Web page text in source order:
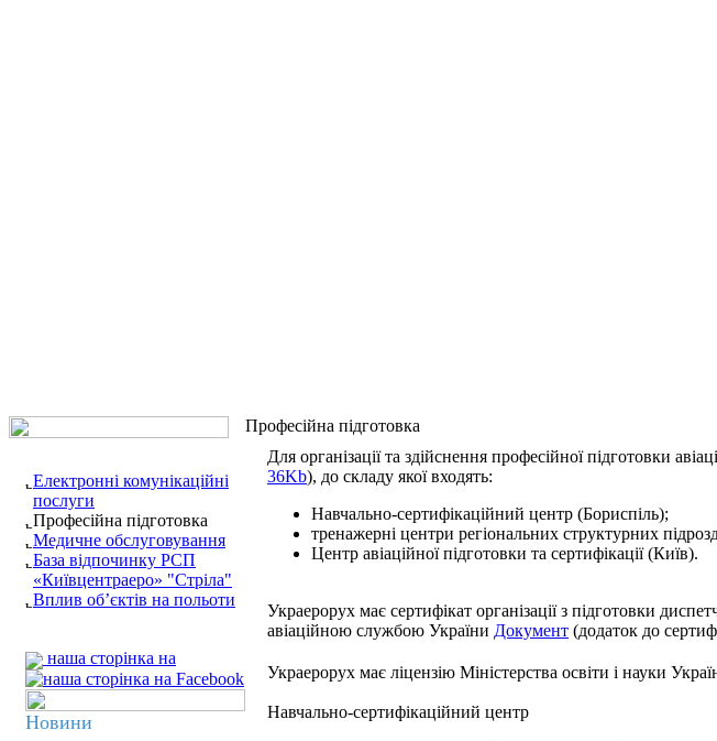
Електронні комунікаційні
послуги
Професійна підготовка
Медичне обслуговування
База відпочинку РСП
«Київцентраеро» "Стріла"
Вплив об’єктів на польоти
наша сторінка на
Новини
Професійна підготовка
Для організації та здійснення професійної підготовки
36Kb), до складу якої входять:
Навчально-сертифікаційний центр (Бориспіль);
тренажерні центри регіональних структурних
Центр авіаційної підготовки та сертифікації (Київ).
Украерорух має сертифікат організації з підготовки
авіаційною службою України Документ (додаток до
Украерорух має ліцензію Міністерства освіти і науки
Навчально-сертифікаційний центр